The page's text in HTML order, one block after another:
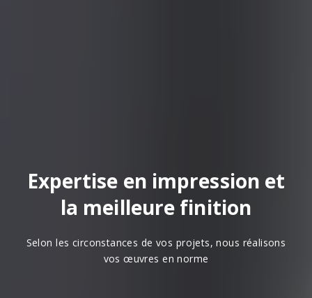
Expertise en impression et
la meilleure finition
Selon les circonstances de vos projets, nous réalisons
vos œuvres en norme